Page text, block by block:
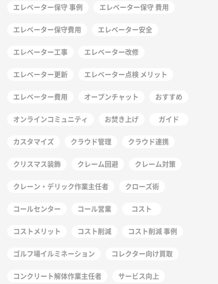
エレベーター保守 事例 エレベーター保守 費用
エレベーター保守費用 エレベーター安全
エレベーター工事 エレベーター改修
エレベーター更新 エレベーター点検 メリット
エレベーター費用 オープンチャット おすすめ
オンラインコミュニティ お焚き上げ ガイド
カスタマイズ クラウド管理 クラウド連携
クリスマス装飾 クレーム回避 クレーム対策
クレーン・デリック作業主任者 クローズ術
コールセンター コール営業 コスト
コストメリット コスト削減 コスト削減 事例
ゴルフ場イルミネーション コレクター向け買取
コンクリート解体作業主任者 サービス向上